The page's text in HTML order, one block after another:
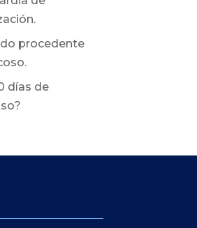
procedente
días de